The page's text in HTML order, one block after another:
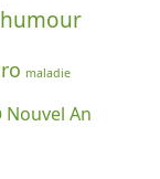
humour
maladie
Nouvel An